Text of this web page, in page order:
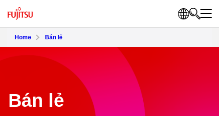
Home Bán lẻ
Bán lẻ